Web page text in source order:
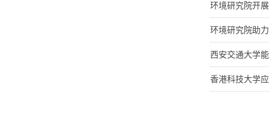
环境研究院开
环境研究院助
西安交通大学
香港科技大学